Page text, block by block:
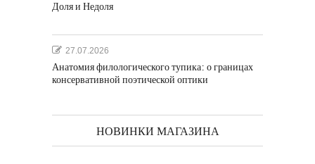
Доля и Недоля
27.07.2026
Анатомия филологического тупика: о границах
консервативной поэтической оптики
НОВИНКИ МАГАЗИНА